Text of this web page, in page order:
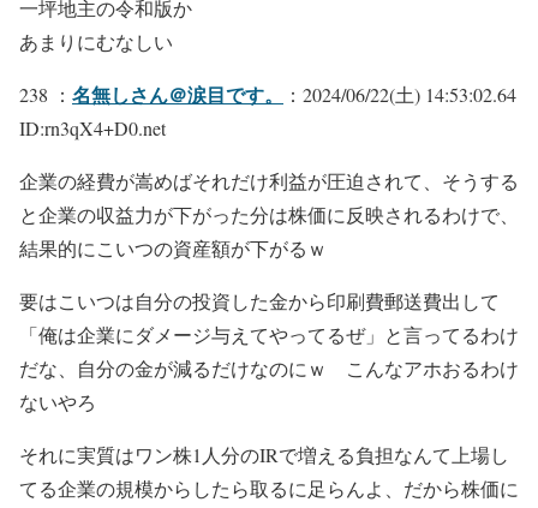
一坪地主の令和版か
あまりにむなしい
238 ： 名無しさん＠涙目です。
：2024/06/22(土) 14:53:02.64
ID:rn3qX4+D0.net
企業の経費が嵩めばそれだけ利益が圧迫されて、そうする
と企業の収益力が下がった分は株価に反映されるわけで、
結果的にこいつの資産額が下がるｗ
要はこいつは自分の投資した金から印刷費郵送費出して
「俺は企業にダメージ与えてやってるぜ」と言ってるわけ
だな、自分の金が減るだけなのにｗ こんなアホおるわけ
ないやろ
それに実質はワン株1人分のIRで増える負担なんて上場し
てる企業の規模からしたら取るに足らんよ、だから株価に